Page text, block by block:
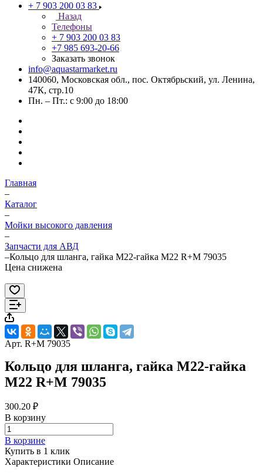
+ 7 903 200 03 83
Назад
Телефоны
+ 7 903 200 03 83
+7 985 693-20-66
Заказать звонок
info@aquastarmarket.ru
140060, Московская обл., пос. Октябрьский, ул. Ленина,
47К, стр.10
Пн. – Пт.: с 9:00 до 18:00
Главная
–
Каталог
–
Мойки высокого давления
–
Запчасти для АВД
–Кольцо для шланга, гайка М22-гайка М22 R+M 79035
Цена снижена
Арт. R+M 79035
Кольцо для шланга, гайка М22-гайка
М22 R+M 79035
300.20 ₽
В корзину
В корзине
Купить в 1 клик
Характеристики Описание